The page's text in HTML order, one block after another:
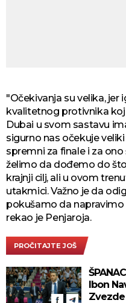
"Očekivanja su velika,
kvalitetnog protivnika
Dubai u svom sastavu
sigurno nas očekuje
spremni za finale i za
želimo da dođemo do
krajnji cilj, ali u ovom
utakmici. Važno je da
pokušamo da
rekao je Penjaroja.
PROČITAJTE JOŠ
Ibon
Zvezde